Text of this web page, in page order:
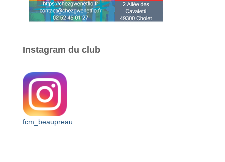
Instagram du club
fcm_beaupreau